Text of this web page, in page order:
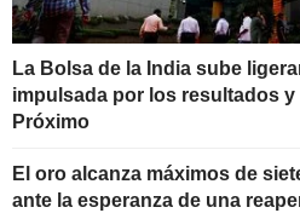
La Bolsa de la India sube
impulsada por los resultados
Próximo
El oro alcanza máximos de
ante la esperanza de una